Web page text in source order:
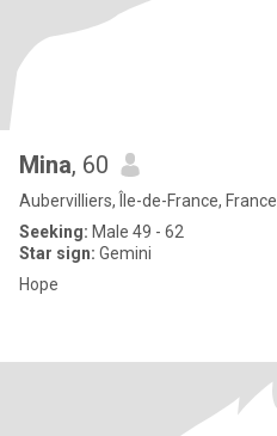
Mina, 60
Aubervilliers, Île-de-France, France
Seeking: Male 49 - 62
Star sign: Gemini
Hope